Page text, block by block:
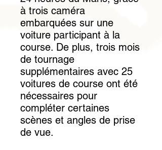
à trois caméra
embarquées sur une
voiture participant à la
course. De plus, trois mois
de tournage
supplémentaires avec 25
voitures de course ont été
nécessaires pour
compléter certaines
scènes et angles de prise
de vue.